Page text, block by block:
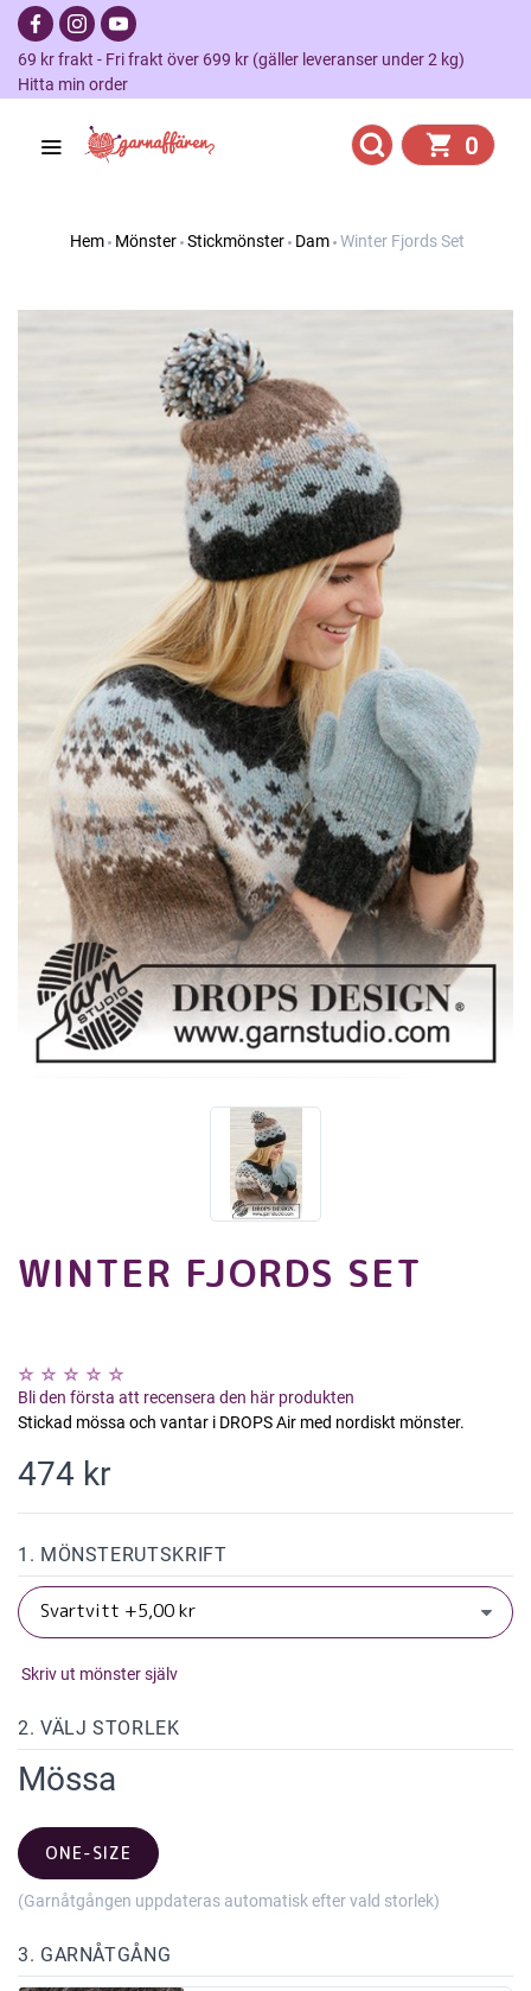
69 kr frakt - Fri frakt över 699 kr (gäller leveranser under 2 kg)
Hitta min order
0
Hem Mönster Stickmönster Dam Winter Fjords Set
WINTER FJORDS SET
Bli den första att recensera den här produkten
Stickad mössa och vantar i DROPS Air med nordiskt mönster.
474 kr
1. MÖNSTERUTSKRIFT
Skriv ut mönster själv
2. VÄLJ STORLEK
Mössa
ONE-SIZE
(Garnåtgången uppdateras automatisk efter vald storlek)
3. GARNÅTGÅNG